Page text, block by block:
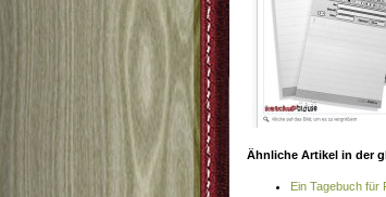
Ähnliche Artikel in der
Ein Tagebuch für